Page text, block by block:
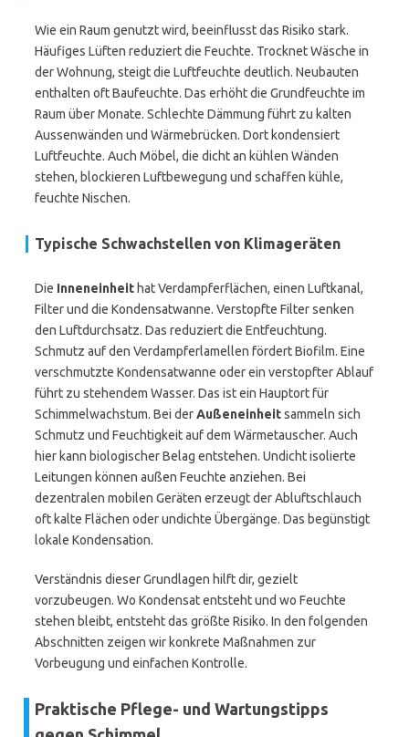
Wie ein Raum genutzt wird, beeinflusst das Risiko stark.
Häufiges Lüften reduziert die Feuchte. Trocknet Wäsche in
der Wohnung, steigt die Luftfeuchte deutlich. Neubauten
enthalten oft Baufeuchte. Das erhöht die Grundfeuchte im
Raum über Monate. Schlechte Dämmung führt zu kalten
Aussenwänden und Wärmebrücken. Dort kondensiert
Luftfeuchte. Auch Möbel, die dicht an kühlen Wänden
stehen, blockieren Luftbewegung und schaffen kühle,
feuchte Nischen.
Typische Schwachstellen von Klimageräten
Die Inneneinheit hat Verdampferflächen, einen Luftkanal,
Filter und die Kondensatwanne. Verstopfte Filter senken
den Luftdurchsatz. Das reduziert die Entfeuchtung.
Schmutz auf den Verdampferlamellen fördert Biofilm. Eine
verschmutzte Kondensatwanne oder ein verstopfter Ablauf
führt zu stehendem Wasser. Das ist ein Hauptort für
Schimmelwachstum. Bei derAußeneinheitsammeln sich
Schmutz und Feuchtigkeit auf dem Wärmetauscher. Auch
hier kann biologischer Belag entstehen. Undicht isolierte
Leitungen können außen Feuchte anziehen. Bei
dezentralen mobilen Geräten erzeugt der Abluftschlauch
oft kalte Flächen oder undichte Übergänge. Das begünstigt
lokale Kondensation.
Verständnis dieser Grundlagen hilft dir, gezielt
vorzubeugen. Wo Kondensat entsteht und wo Feuchte
stehen bleibt, entsteht das größte Risiko. In den folgenden
Abschnitten zeigen wir konkrete Maßnahmen zur
Vorbeugung und einfachen Kontrolle.
Praktische Pflege- und Wartungstipps